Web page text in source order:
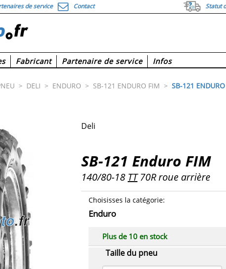
de service Contact Statut
Fabricant Partenaire de service Infos
> DELI > ENDURO > SB-121 ENDURO FIM > SB-121
Deli
SB-121 Enduro FIM
140/80-18 TT70R roue arrière
Choisisses la catégorie:
Enduro
Taille du pneu
Plus de 10 en stock